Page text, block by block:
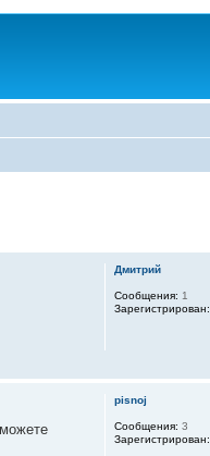
Дмитрий
Сообщения: 1
Зарегистрирован:
pisnoj
Сообщения: 3
Зарегистрирован: